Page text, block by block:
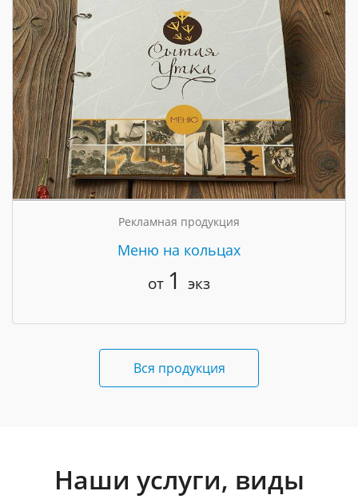
Рекламная продукция
Меню на кольцах
от 1 экз
Вся продукция
Наши услуги, виды